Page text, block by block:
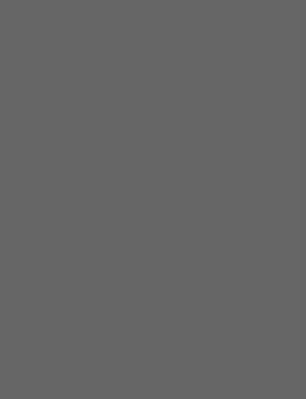
Couleur: Bleu marine, Taille: S